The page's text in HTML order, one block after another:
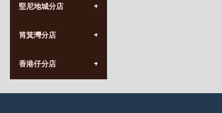
營業時間:
九龍太子太子道西141號
堅尼地城分店
營業時間:
香港堅尼地城卑路乍街
(堅尼地城地鐵站B出口)
筲箕灣分店
營業時間:
(10:00am-20:30pm)
香港仔分店
營業時間: